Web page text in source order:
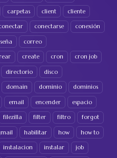
carpetas client cliente
conectarse conexión
correo
create cron cron job
directorio disco
domain dominio dominios
email encender espacio
filezilla filter filtro forgot
habilitar how how to
instalacion instalar job